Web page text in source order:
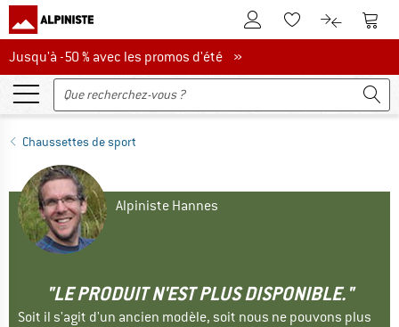
Vers le compte client
Vers la liste
Vers le
Jusqu'à -50 % avec les promos d'été
Jusqu'à -50 % avec les promos d'été »
Chaussettes de sport
Alpiniste Hannes
"LE PRODUIT N'EST PLUS DISPONIBLE."
Soit il s'agit d'un ancien modèle, soit nous ne pouvons plus